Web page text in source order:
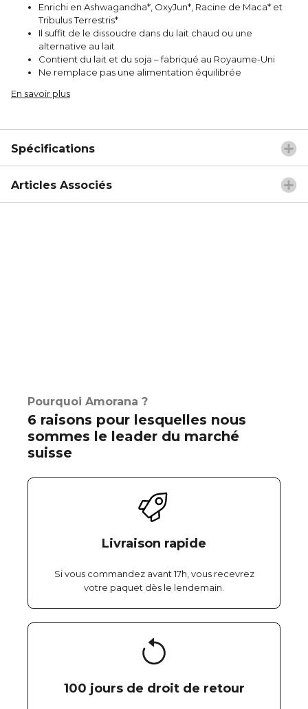
Enrichi en Ashwagandha*, OxyJun*, Racine de Maca* et
Tribulus Terrestris*
Il suffit de le dissoudre dans du lait chaud ou une
alternative au lait
Contient du lait et du soja – fabriqué au Royaume-Uni
Ne remplace pas une alimentation équilibrée
En savoir plus
Spécifications
Articles Associés
Pourquoi Amorana ?
6 raisons pour lesquelles nous
sommes le leader du marché
suisse
Livraison rapide
Si vous commandez avant 17h, vous recevrez
votre paquet dès le lendemain.
100 jours de droit de retour